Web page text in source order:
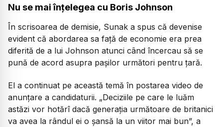
Nu se mai înțelegea cu Boris Johnson
În scrisoarea de demisie, Sunak a spus că devenise
evident că abordarea sa faţă de economie era prea
diferită de a lui Johnson atunci când încercau să se
pună de acord asupra paşilor următori pentru ţară.
El a continuat pe această temă în postarea video de
anunţare a candidaturii. „Deciziile pe care le luăm
astăzi vor hotărî dacă generaţia următoare de britanici
va avea la rândul ei o şansă la un viitor mai bun”, a